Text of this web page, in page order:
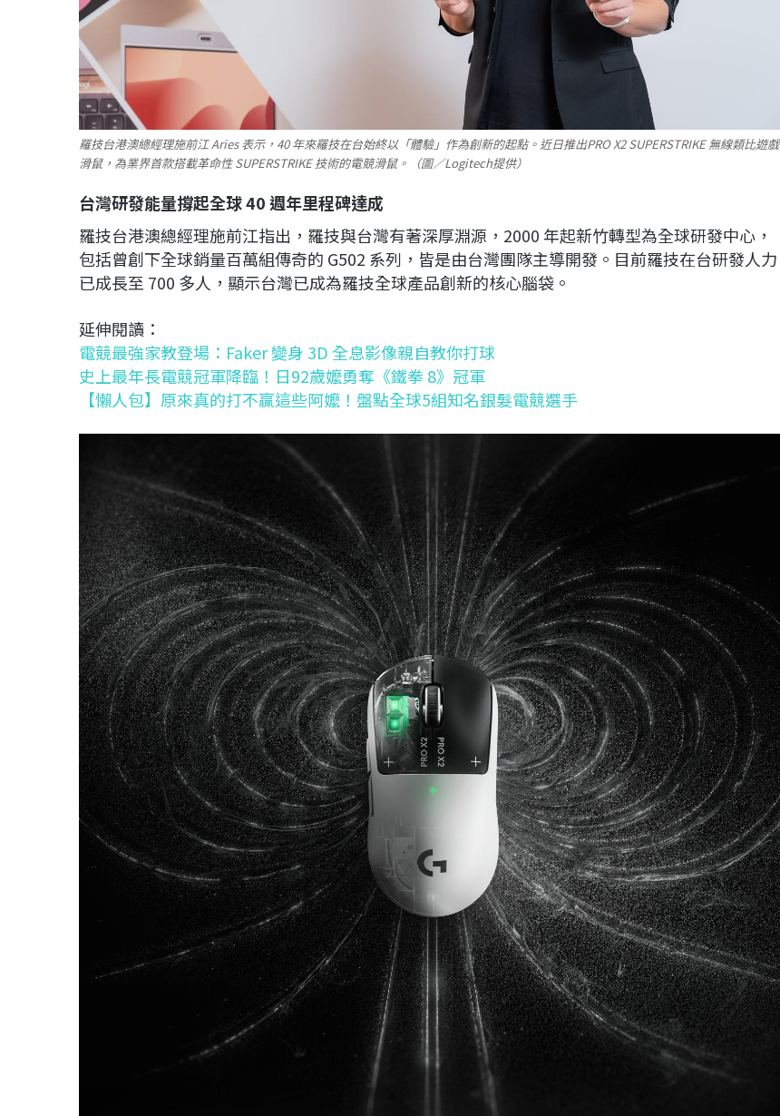
羅技台港澳總經理施前江 Aries 表示，40 年來羅技在台始終以「體驗」作為創新的起點。近日推出PRO X2 SUPERSTRIKE 無線類比遊戲
滑鼠，為業界首款搭載革命性 SUPERSTRIKE 技術的電競滑鼠。（圖／Logitech提供）
台灣研發能量撐起全球 40 週年里程碑達成
羅技台港澳總經理施前江指出，羅技與台灣有著深厚淵源，2000 年起新竹轉型為全球研發中心，
包括曾創下全球銷量百萬組傳奇的 G502 系列，皆是由台灣團隊主導開發。目前羅技在台研發人力
已成長至 700 多人，顯示台灣已成為羅技全球產品創新的核心腦袋。
延伸閱讀：
電競最強家教登場：Faker 變身 3D 全息影像親自教你打球
史上最年長電競冠軍降臨！日92歲嬤勇奪《鐵拳 8》冠軍
【懶人包】原來真的打不贏這些阿嬤！盤點全球5組知名銀髮電競選手